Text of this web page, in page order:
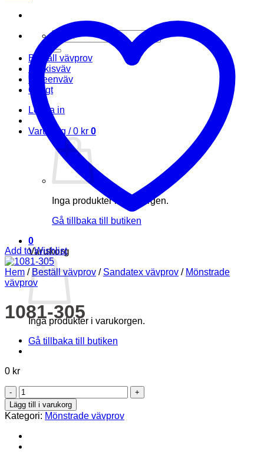
Sök
efter:
Beställ vävprov
Markisväv
Screenväv
Övrigt
Logga in
Varukorg /0 kr 0
Inga produkter i varukorgen.
Gå tillbaka till butiken
0
Varukorg
Inga produkter i varukorgen.
Gå tillbaka till butiken
Add to Wishlist
Hem / Beställ vävprov / Sandatex vävprov / Mönstrade
vävprov
1081-305
0 kr
1081-
305
mängd
Lägg till i varukorg
Kategori: Mönstrade vävprov